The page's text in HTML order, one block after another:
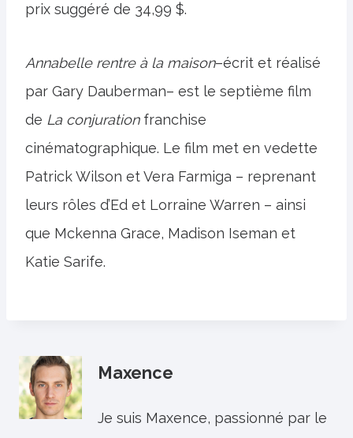
prix suggéré de 34,99 $.
Annabelle rentre à la maison–écrit et réalisé
par Gary Dauberman– est le septième film
de La conjurationfranchise
cinématographique. Le film met en vedette
Patrick Wilson et Vera Farmiga – reprenant
leurs rôles d’Ed et Lorraine Warren – ainsi
que Mckenna Grace, Madison Iseman et
Katie Sarife.
Maxence
Je suis Maxence, passionné par le